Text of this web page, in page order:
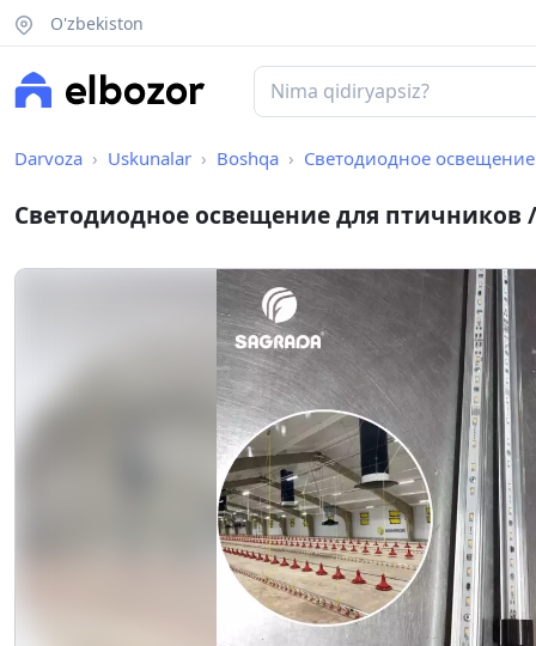
O'zbekiston
Darvoza Uskunalar Boshqa Светодиодное освещение для
Светодиодное освещение для